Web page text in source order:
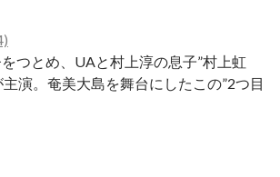
つとめ、UAと村上淳の息子”村上虹
主演。奄美大島を舞台にしたこの”2つ目